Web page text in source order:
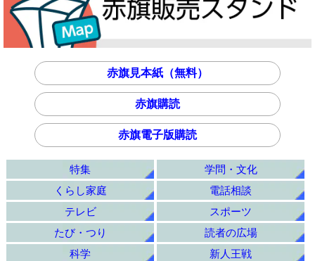
赤旗見本紙（無料）
赤旗購読
赤旗電子版購読
特集
学問・文化
くらし家庭
電話相談
テレビ
スポーツ
たび・つり
読者の広場
科学
新人王戦